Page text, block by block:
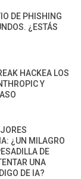
DE PHISHING
¿ESTÁS
HACKEA LOS
Y
¿UN MILAGRO
DE
UNA
DE IA?